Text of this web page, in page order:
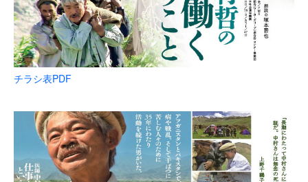
チラシ表PDF